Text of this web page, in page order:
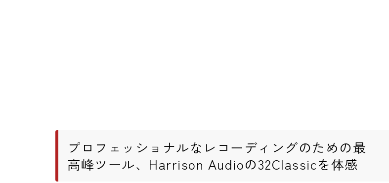
プロフェッショナルなレコーディングのための最
高峰ツール、Harrison Audioの32Classicを体感